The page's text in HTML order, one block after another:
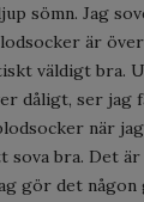
sömn. Jag
är
väldigt bra.
dåligt, ser
när
sova bra. Det
gör det någon